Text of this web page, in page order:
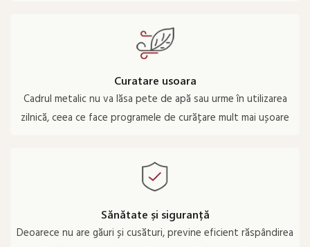
Curatare usoara
Cadrul metalic nu va lăsa pete de apă sau urme în utilizarea
zilnică, ceea ce face programele de curățare mult mai ușoare
Sănătate și siguranță
Deoarece nu are găuri și cusături, previne eficient răspândirea